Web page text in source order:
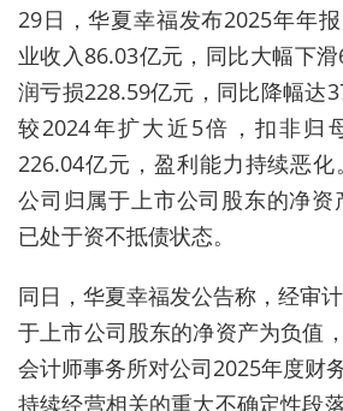
29日，华夏幸福发布2025年年
业收入86.03亿元，同比大幅下
润亏损228.59亿元，同比降幅达
较2024年扩大近5倍，扣非归
226.04亿元，盈利能力持续恶化
公司归属于上市公司股东的净资
已处于资不抵债状态。
同日，华夏幸福发公告称，经审
于上市公司股东的净资产为负值
会计师事务所对公司2025年度财
持续经营相关的重大不确定性段